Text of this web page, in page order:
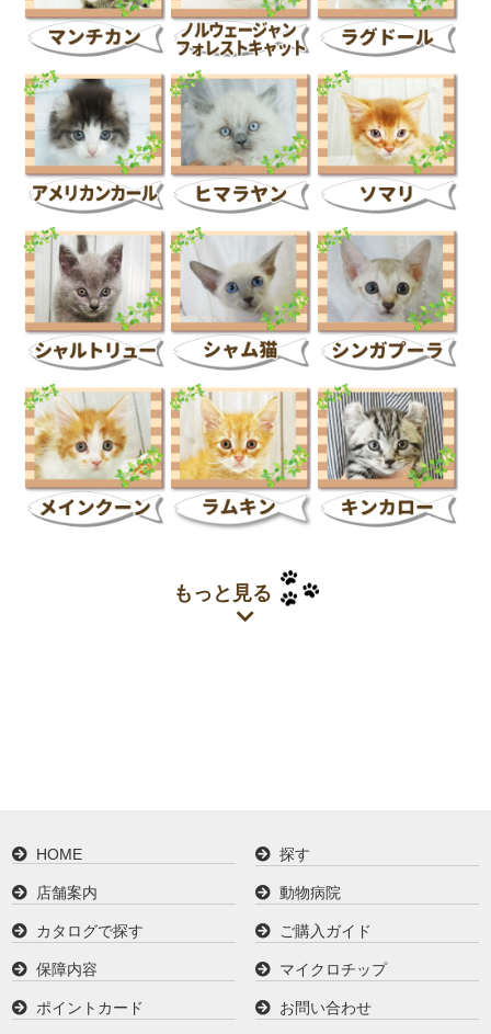
もっと見る
HOME 探す
店舗案内 動物病院
カタログで探す ご購入ガイド
保障内容 マイクロチップ
ポイントカード お問い合わせ